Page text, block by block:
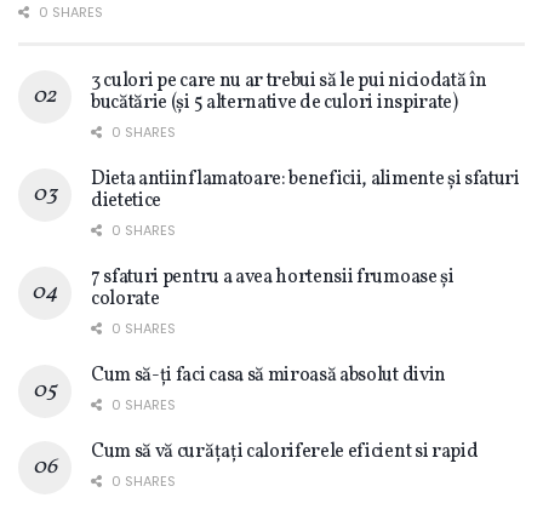
0 SHARES
3 culori pe care nu ar trebui să le pui niciodată în
bucătărie (și 5 alternative de culori inspirate)
0 SHARES
Dieta antiinflamatoare: beneficii, alimente și sfaturi
dietetice
0 SHARES
7 sfaturi pentru a avea hortensii frumoase și
colorate
0 SHARES
Cum să-ți faci casa să miroasă absolut divin
0 SHARES
Cum să vă curățați caloriferele eficient si rapid
0 SHARES